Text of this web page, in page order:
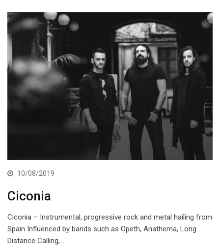
10/08/2019
Ciconia
Ciconia – Instrumental, progressive rock and metal hailing from
Spain Influenced by bands such as Opeth, Anathema, Long
Distance Calling,…